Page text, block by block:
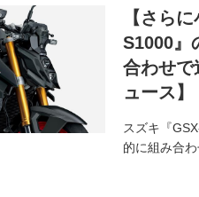
【さら
S1000』
合わせで
ュース】
スズキ『
的に組み合